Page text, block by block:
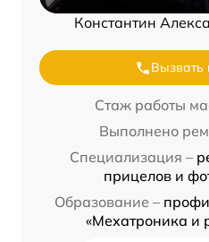
Константин
Вызвать
Стаж работы
Выполнено
Специализация –
прицелов и
Образование –
«Мехатроника и